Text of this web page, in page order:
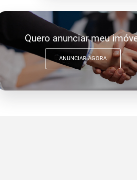
Quero anunciar meu
ANUNCIAR AGORA